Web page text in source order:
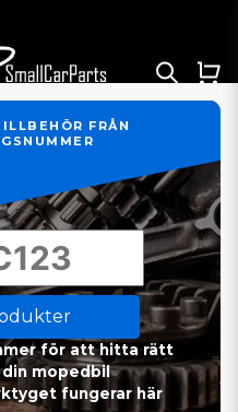
FRÅN
för att hitta rätt
mopedbil
fungerar här